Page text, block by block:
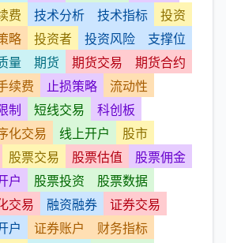
费 技术分析 技术指标
投资
略 投资者 投资风险
支撑位
量 期货 期货交易
期货合约
续费 止损策略
流动性
制 短线交易
科创板
化交易 线上开户
股市
股票交易 股票估值
股票佣金
户 股票投资
股票数据
交易 融资融券
证券交易
户 证券账户
财务指标